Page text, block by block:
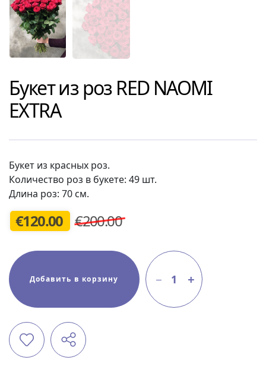
Букет из роз RED NAOMI
EXTRA
Букет из красных роз.
Количество роз в букете: 49 шт.
Длина роз: 70 см.
€120.00 €200.00
Добавить в корзину 1